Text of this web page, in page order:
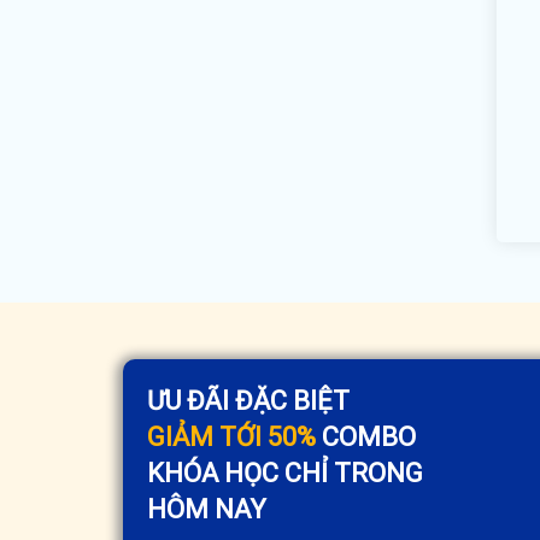
ƯU ĐÃI ĐẶC BIỆT
GIẢM TỚI 50% COMBO
KHÓA HỌC CHỈ TRONG
HÔM NAY